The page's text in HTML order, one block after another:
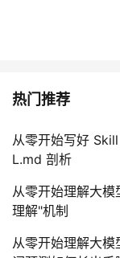
热门推荐
从零开始写好
L.md 剖析
从零开始理解大
理解"机制
从零开始理解大